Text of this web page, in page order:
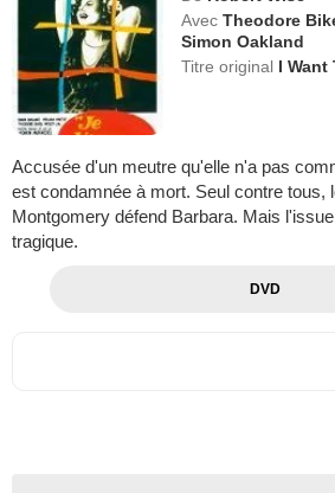
Avec Theodore
Simon Oakland
Titre original I Want
Accusée d'un meutre qu'elle n'a pas
est condamnée à mort. Seul contre tous,
Montgomery défend Barbara. Mais
tragique.
DVD